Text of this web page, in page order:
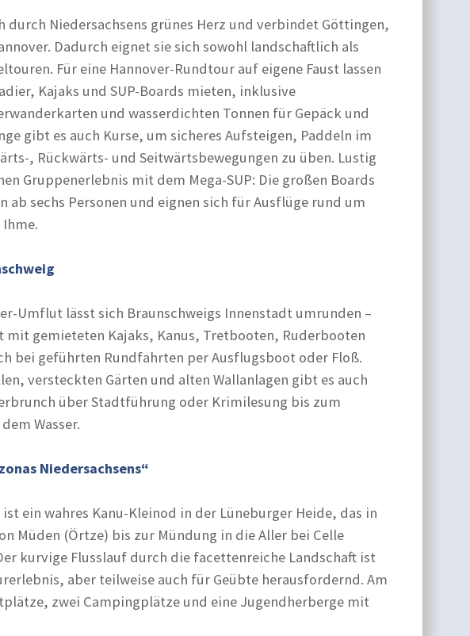
durch Niedersachsens grünes Herz und verbindet Göttingen,
Dadurch eignet sie sich sowohl landschaftlich als
Für eine Hannover-Rundtour auf eigene Faust lassen
Kajaks und SUP-Boards mieten, inklusive
und wasserdichten Tonnen für Gepäck und
gibt es auch Kurse, um sicheres Aufsteigen, Paddeln im
, Rückwärts- und Seitwärtsbewegungen zu üben. Lustig
Gruppenerlebnis mit dem Mega-SUP: Die großen Boards
ab sechs Personen und eignen sich für Ausflüge rund um
Umflut lässt sich Braunschweigs Innenstadt umrunden –
mit gemieteten Kajaks, Kanus, Tretbooten, Ruderbooten
bei geführten Rundfahrten per Ausflugsboot oder Floß.
versteckten Gärten und alten Wallanlagen gibt es auch
über Stadtführung oder Krimilesung bis zum
Wasser.
Niedersachsens“
ein wahres Kanu-Kleinod in der Lüneburger Heide, das in
Müden (Örtze) bis zur Mündung in die Aller bei Celle
kurvige Flusslauf durch die facettenreiche Landschaft ist
aber teilweise auch für Geübte herausfordernd. Am
zwei Campingplätze und eine Jugendherberge mit